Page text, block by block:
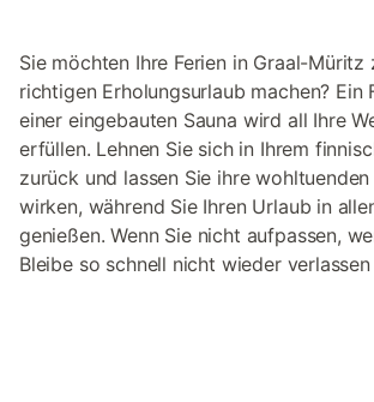
Sie möchten Ihre Ferien in Graal-Müritz
richtigen Erholungsurlaub machen? Ein
einer eingebauten Sauna wird all Ihre
erfüllen. Lehnen Sie sich in Ihrem
zurück und lassen Sie ihre
wirken, während Sie Ihren Urlaub in
genießen. Wenn Sie nicht aufpassen,
Bleibe so schnell nicht wieder